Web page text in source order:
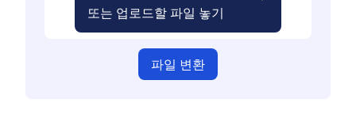
또는 업로드할 파일 놓기
파일 변환